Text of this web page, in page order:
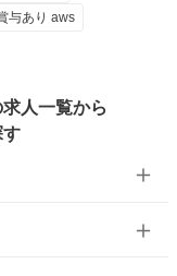
与あり aws
人一覧から
す